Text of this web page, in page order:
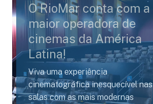
O RioMar conta com a
maior operadora de
cinemas da América
Latina!
Viva uma experiência
cinematográfica inesquecível nas
salas com as mais modernas